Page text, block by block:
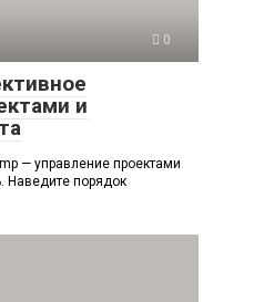
0
и
— управление проектами
Наведите порядок